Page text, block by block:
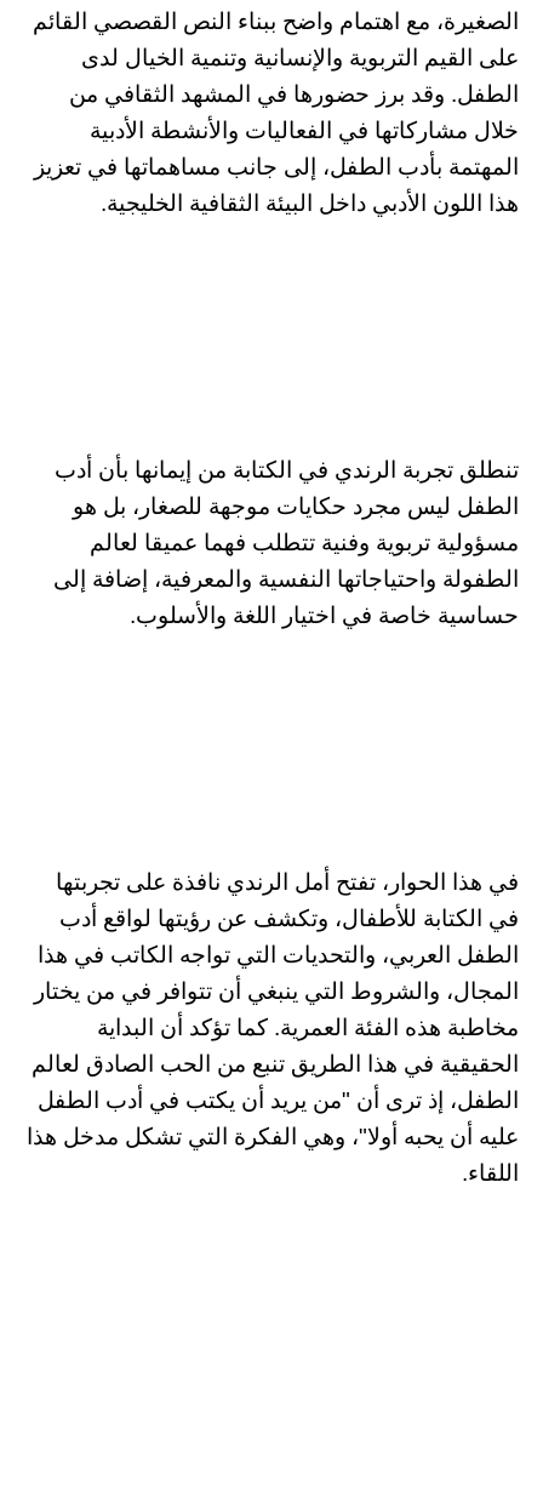
الصغيرة، مع اهتمام واضح ببناء النص القصصي القائم
على القيم التربوية والإنسانية وتنمية الخيال لدى
الطفل. وقد برز حضورها في المشهد الثقافي من
خلال مشاركاتها في الفعاليات والأنشطة الأدبية
المهتمة بأدب الطفل، إلى جانب مساهماتها في تعزيز
هذا اللون الأدبي داخل البيئة الثقافية الخليجية.
تنطلق تجربة الرندي في الكتابة من إيمانها بأن أدب
الطفل ليس مجرد حكايات موجهة للصغار، بل هو
مسؤولية تربوية وفنية تتطلب فهما عميقا لعالم
الطفولة واحتياجاتها النفسية والمعرفية، إضافة إلى
حساسية خاصة في اختيار اللغة والأسلوب.
في هذا الحوار، تفتح أمل الرندي نافذة على تجربتها
في الكتابة للأطفال، وتكشف عن رؤيتها لواقع أدب
الطفل العربي، والتحديات التي تواجه الكاتب في هذا
المجال، والشروط التي ينبغي أن تتوافر في من يختار
مخاطبة هذه الفئة العمرية. كما تؤكد أن البداية
الحقيقية في هذا الطريق تنبع من الحب الصادق لعالم
الطفل، إذ ترى أن "من يريد أن يكتب في أدب الطفل
عليه أن يحبه أولا"، وهي الفكرة التي تشكل مدخل هذا
اللقاء.